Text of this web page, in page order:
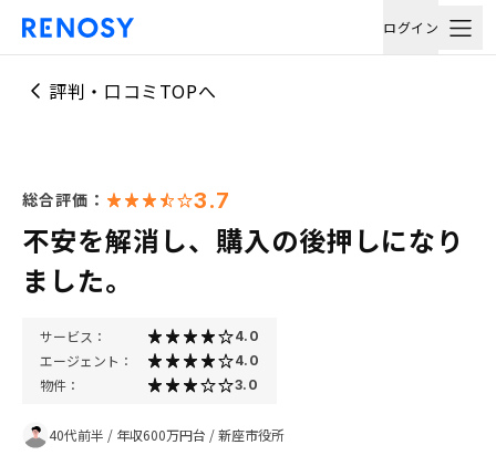
ログイン
評判・口コミTOPへ
総合評価： 3.7
不安を解消し、購入の後押しになり
ました。
サービス： 4.0
エージェント： 4.0
物件： 3.0
40代前半 / 年収600万円台 /新座市役所